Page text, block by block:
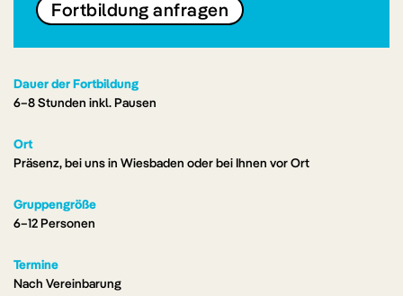
Fortbildung anfragen
Dauer der Fortbildung
6–8 Stunden inkl. Pausen
Ort
Präsenz, bei uns in Wiesbaden oder bei Ihnen vor Ort
Gruppengröße
6–12 Personen
Termine
Nach Vereinbarung